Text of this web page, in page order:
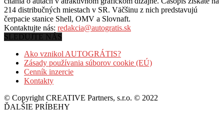
214 distribučných miestach v SR. Väčšinu z nich predstavujú
čerpacie stanice Shell, OMV a Slovnaft.
Kontaktujte nás: redakcia@autogratis.sk
SLEDUJTE NÁS
Ako vznikol AUTOGRÁTIS?
Zásady používania súborov cookie (EÚ)
Cenník inzercie
Kontakty
© Copyright CREATIVE Partners, s.r.o. © 2022
ĎALŠIE PRÍBEHY